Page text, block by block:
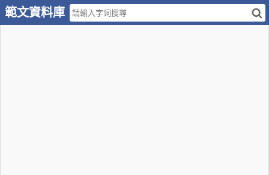
範文資料庫